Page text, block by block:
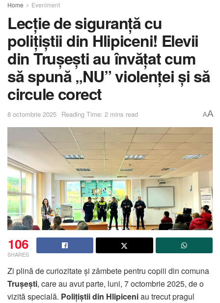
Home Eveniment
Lecție de siguranță cu
polițiștii din Hlipiceni! Elevii
din Trușești au învățat cum
să spună „NU” violenței și să
circule corect
8 octombrie 2025 Reading Time: 2 mins read AA
106
SHARES
Zi plină de curiozitate și zâmbete pentru copiii din comuna
Trușești, care au avut parte, luni, 7 octombrie 2025, de o
vizită specială. Polițiștii din Hlipiceniau trecut pragul